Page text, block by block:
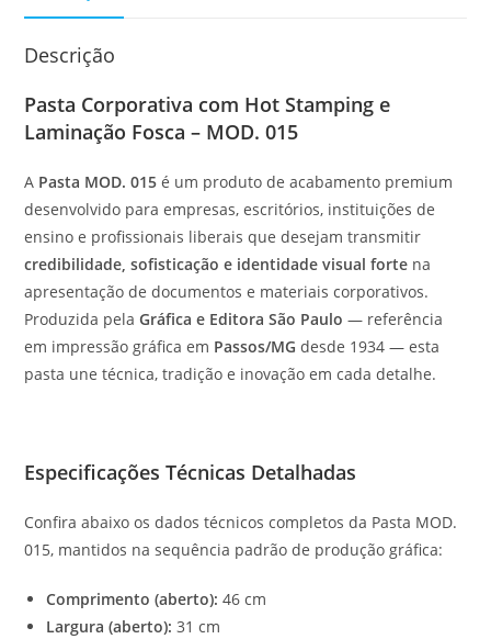
Descrição
Pasta Corporativa com Hot Stamping e
Laminação Fosca – MOD. 015
A Pasta MOD. 015 é um produto de acabamento premium
desenvolvido para empresas, escritórios, instituições de
ensino e profissionais liberais que desejam transmitir
credibilidade, sofisticação e identidade visual forte na
apresentação de documentos e materiais corporativos.
Produzida pelaGráfica e Editora São Paulo — referência
em impressão gráfica em Passos/MG desde 1934 — esta
pasta une técnica, tradição e inovação em cada detalhe.
Especificações Técnicas Detalhadas
Confira abaixo os dados técnicos completos da Pasta MOD.
015, mantidos na sequência padrão de produção gráfica:
Comprimento (aberto): 46 cm
Largura (aberto): 31 cm